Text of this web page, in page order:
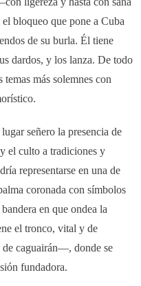
bloqueo que pone a Cuba
de su burla. Él tiene
dardos, y los lanza. De todo
más solemnes con
señero la presencia de
el culto a tradiciones y
representarse en una de
coronada con símbolos
en que ondea la
el tronco, vital y de
caguairán—, donde se
fundadora.